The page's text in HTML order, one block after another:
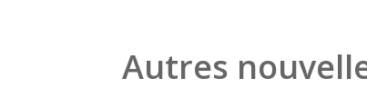
Autres